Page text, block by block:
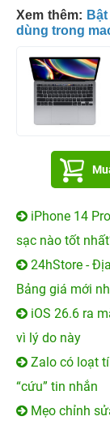
Xem thêm:
dùng trong
iPhone 14
sạc nào tốt
24hStore -
Bảng giá mới
iOS 26.6 ra
vì lý do này
Zalo có loạt
“cứu” tin nhắn
Mẹo chỉnh